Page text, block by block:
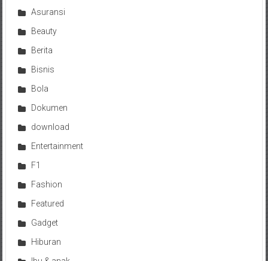
Asuransi
Beauty
Berita
Bisnis
Bola
Dokumen
download
Entertainment
F1
Fashion
Featured
Gadget
Hiburan